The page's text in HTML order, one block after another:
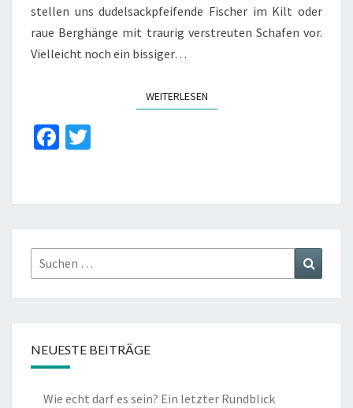
stellen uns dudelsackpfeifende Fischer im Kilt oder
raue Berghänge mit traurig verstreuten Schafen vor.
Vielleicht noch ein bissiger…
WEITERLESENWEITERLESEN
Fa
o
o
k
er
Suchen
nach:
NEUESTE BEITRÄGE
Wie echt darf es sein? Ein letzter Rundblick